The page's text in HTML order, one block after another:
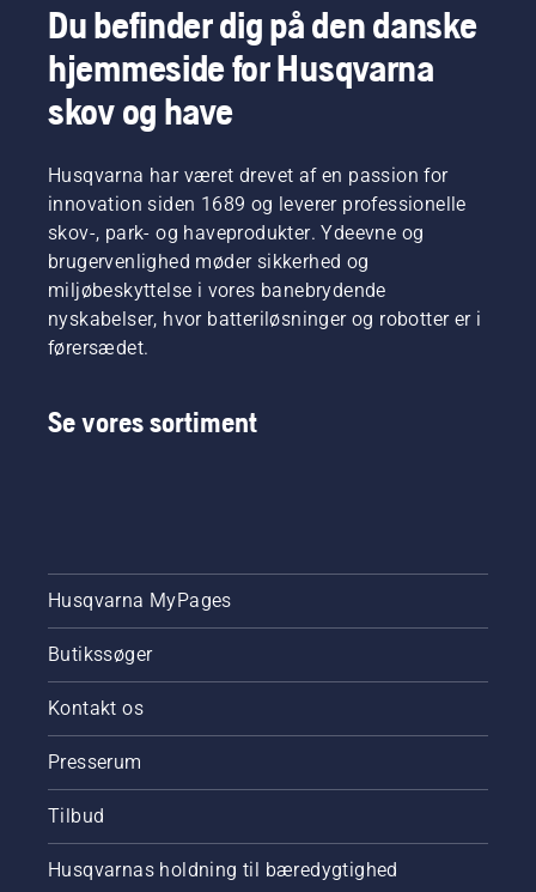
Du befinder dig på den danske
hjemmeside for Husqvarna
skov og have
Husqvarna har været drevet af en passion for
innovation siden 1689 og leverer professionelle
skov-, park- og haveprodukter. Ydeevne og
brugervenlighed møder sikkerhed og
miljøbeskyttelse i vores banebrydende
nyskabelser, hvor batteriløsninger og robotter er i
førersædet.
Se vores sortiment
Husqvarna MyPages
Butikssøger
Kontakt os
Presserum
Tilbud
Husqvarnas holdning til bæredygtighed